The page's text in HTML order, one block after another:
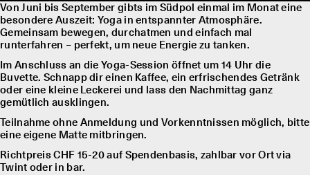
Von Juni bis September gibts im Südpol einmal im Monat eine
besondere Auszeit: Yoga in entspannter Atmosphäre.
Gemeinsam bewegen, durchatmen und einfach mal
runterfahren – perfekt, um neue Energie zu tanken.
Im Anschluss an die Yoga-Session öffnet um 14 Uhr die
Buvette. Schnapp dir einen Kaffee, ein erfrischendes Getränk
oder eine kleine Leckerei und lass den Nachmittag ganz
gemütlich ausklingen.
Teilnahme ohne Anmeldung und Vorkenntnissen möglich, bitte
eine eigene Matte mitbringen.
Richtpreis CHF 15-20 auf Spendenbasis, zahlbar vor Ort via
Twint oder in bar.